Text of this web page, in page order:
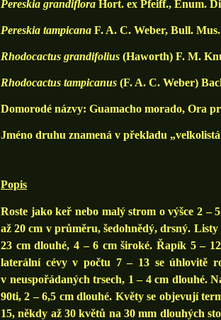
Pereskia grandiflora Hort. ex Pfeiff., Enum.
Pereskia tampicana F. A. C. Weber, Bull.
Rhodocactus grandifolius (Haworth) F. M.
Rhodocactus tampicanus (F. A. C. Weber)
Domorodé názvy: Guamacho morado, Ora
Jméno druhu znamená v překladu
Popis
Roste jako keř nebo malý strom o výšce 2 –
až 20 cm v průměru, šedohnědý, drsný.
23 cm dlouhé, 4 – 6 cm široké. Řapík 5 –
laterální cévy v počtu 7 – 13 se úhlovitě
v neuspořádaných trsech, 1 – 4 cm dlouhé.
90ti, 2 – 6,5 cm dlouhé. Květy se objevují
15, někdy až 30 květů na 30 mm dlouhých